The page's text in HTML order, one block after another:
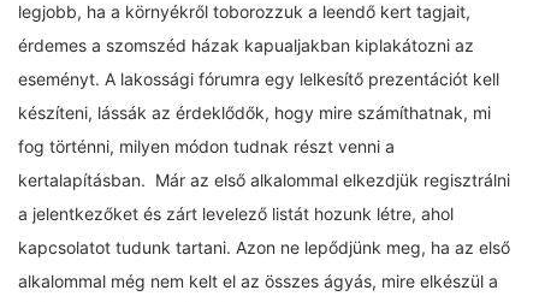
legjobb, ha a környékről toborozzuk a leendő kert tagjait,
érdemes a szomszéd házak kapualjakban kiplakátozni az
eseményt. A lakossági fórumra egy lelkesítő prezentációt kell
készíteni, lássák az érdeklődők, hogy mire számíthatnak, mi
fog történni, milyen módon tudnak részt venni a
kertalapításban. Már az első alkalommal elkezdjük regisztrálni
a jelentkezőket és zárt levelező listát hozunk létre, ahol
kapcsolatot tudunk tartani. Azon ne lepődjünk meg, ha az első
alkalommal még nem kelt el az összes ágyás, mire elkészül a